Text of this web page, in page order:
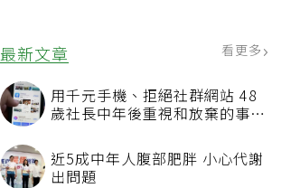
最新文章 看更多
用千元手機、拒絕社群網站 48
歲社長中年後重視和放棄的事：
近5成中年人腹部肥胖 小心代謝
出問題